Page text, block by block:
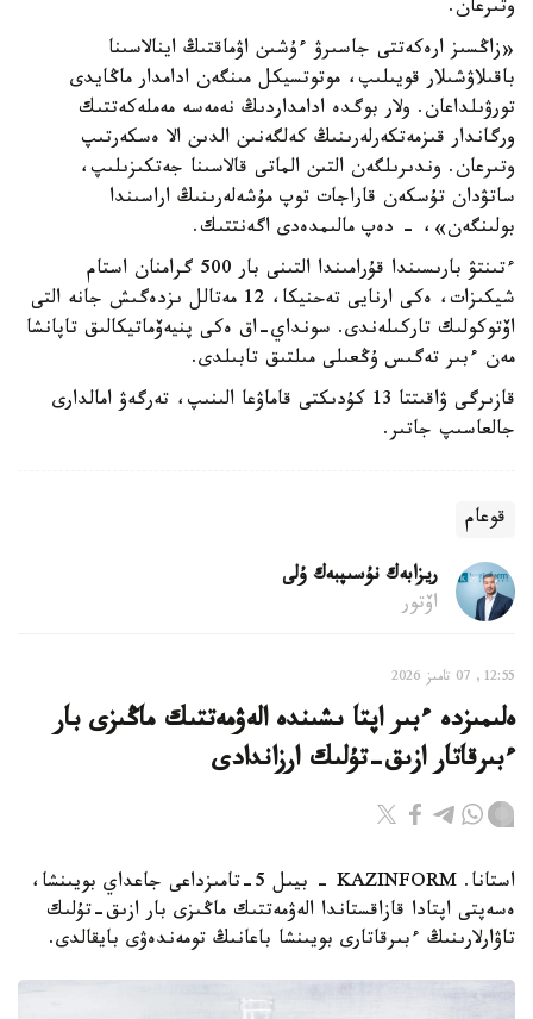
وتىرعان.
«زاڭسىز ارەكەتتى جاسىرۋ ءۇشىن اۋماقتىڭ اينالاسىنا
باقىلاۋشىلار قويىلىپ، موتوتسيكل مىنگەن ادامدار ماڭايدى
تورۋىلداعان. ولار بوگدە ادامداردىڭ نەمەسە مەملەكەتتىك
ورگاندار قىزمەتكەرلەرىنىڭ كەلگەنىن الدىن الا ەسكەرتىپ
وتىرعان. وندىرىلگەن التىن الماتى قالاسىنا جەتكىزىلىپ،
ساتۋدان تۇسكەن قاراجات توپ مۇشەلەرىنىڭ اراسىندا
بولىنگەن»، - دەپ مالىمدەدى اگەنتتىك.
ءتىنتۋ بارىسىندا قۇرامىندا التىنى بار 500 گرامنان استام
شيكىزات، ەكى ارنايى تەحنيكا، 12 مەتالل ىزدەگىش جانە التى
اۆتوكولىك تاركىلەندى. سونداي-اق ەكى پنيەۆماتيكالىق تاپانشا
مەن ءبىر تەگىس ۇڭعىلى مىلتىق تابىلدى.
قازىرگى ۋاقىتتا 13 كۇدىكتى قاماۋعا الىنىپ، تەرگەۋ امالدارى
جالعاسىپ جاتىر.
قوعام
ريزابەك نۇسىپبەك ۇلى
اۆتور
12:55, 07 تامىز 2026
ەلىمىزدە ءبىر اپتا ىشىندە الەۋمەتتىك ماڭىزى بار
ءبىرقاتار ازىق-تۇلىك ارزاندادى
استانا. KAZINFORM - بيىل 5-تامىزداعى جاعداي بويىنشا،
ەسەپتى اپتادا قازاقستاندا الەۋمەتتىك ماڭىزى بار ازىق-تۇلىك
تاۋارلارىنىڭ ءبىرقاتارى بويىنشا باعانىڭ تومەندەۋى بايقالدى.